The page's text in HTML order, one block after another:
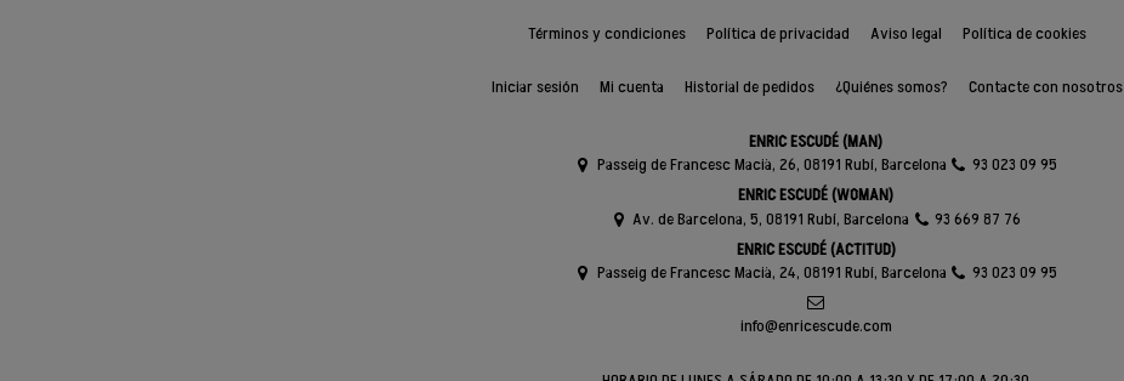
Términos y condiciones Política de privacidad Aviso legal Política de cookies
Iniciar sesión Mi cuenta Historial de pedidos ¿Quiénes somos? Contacte con nosotros
ENRIC ESCUDÉ (MAN)
Passeig de Francesc Macià, 26, 08191 Rubí, Barcelona
93 023 09 95
ENRIC ESCUDÉ (WOMAN)
Av. de Barcelona, 5, 08191 Rubí, Barcelona
93 669 87 76
ENRIC ESCUDÉ (ACTITUD)
Passeig de Francesc Macià, 24, 08191 Rubí, Barcelona
93 023 09 95
info@enricescude.com